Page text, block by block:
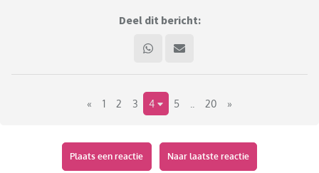
Deel dit bericht:
« 1 2 3 4 5 20 »
Plaats een reactie Naar laatste reactie